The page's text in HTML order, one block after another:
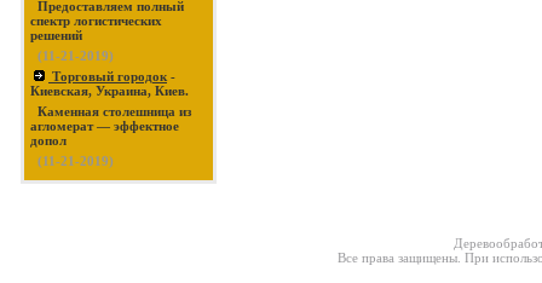
Предоставляем полный
спектр логистических
решений
(11-21-2019)
Торговый городок -
Киевская, Украина, Киев.
Каменная столешница из
агломерат — эффектное
допол
(11-21-2019)
Все права защищены. При